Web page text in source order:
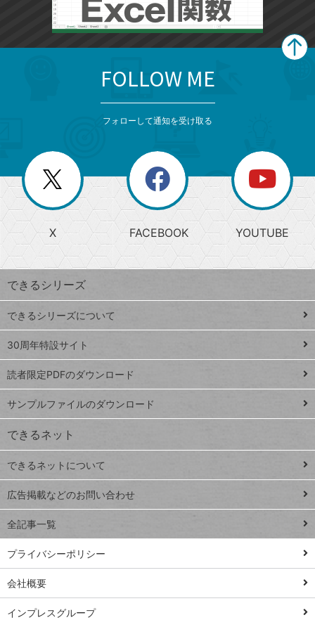
じ
る
search
検
索
上
昇
ワ
ー
ド
Google
スプレ
ッドシ
ート
iPhone
VLOOKUP
close
閉じ
る
閉
じ
る
ー
か
ら
探
す
ト
ッ
プ
ペ
ジ
連載
Excel Q&A
トイアンナ流仕
事術
PowerAutomate
ではじめる業務
の完全自動化
AI議事録作成術
Windows 11
FOLLOW ME
フォローして通知を受け取る
X FACEBOOK YOUTUBE
できるシリーズ
できるシリーズについて
30周年特設サイト
読者限定PDFのダウンロード
サンプルファイルのダウンロード
できるネット
できるネットについて
広告掲載などのお問い合わせ
全記事一覧
プライバシーポリシー
会社概要
インプレスグループ